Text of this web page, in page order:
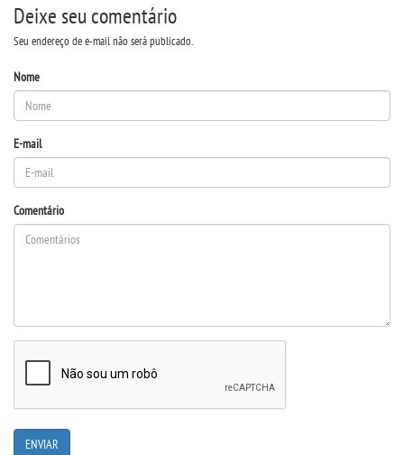
PORTARIAS
PDI
MANUAIS
MONITORIA
EDITAIS
Deixe seu comentário
Seu endereço de e-mail não será publicado.
Nome
E-mail
Comentário